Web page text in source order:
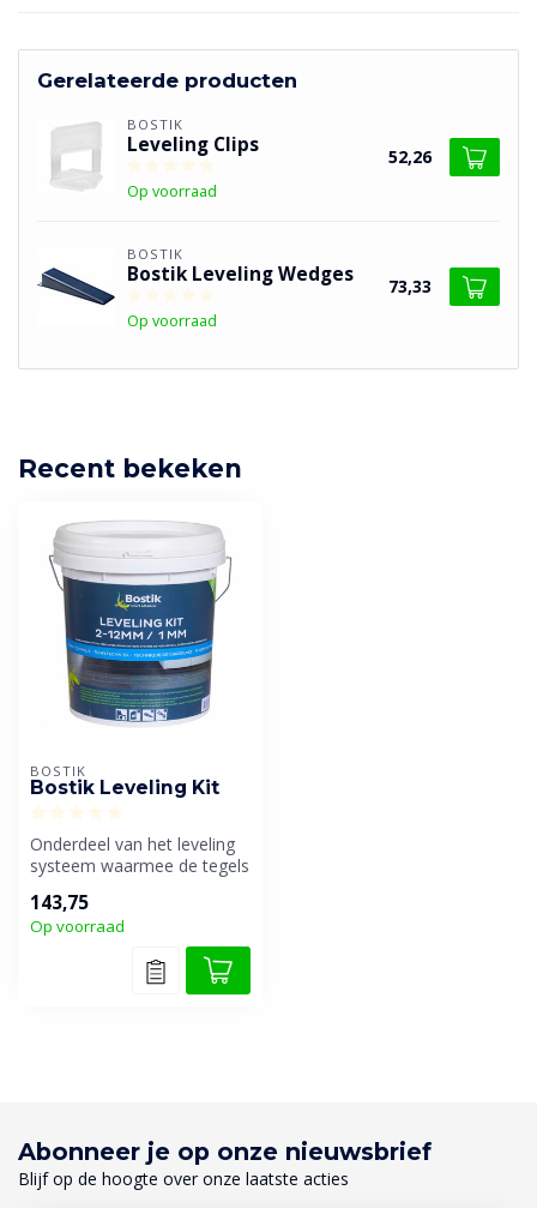
Gerelateerde producten
BOSTIK
Leveling Clips
Op voorraad
52,26
BOSTIK
Bostik Leveling Wedges
Op voorraad
73,33
Recent bekeken
BOSTIK
Bostik Leveling Kit
Onderdeel van het leveling
systeem waarmee de tegels
143,75
Op voorraad
Abonneer je op onze nieuwsbrief
Blijf op de hoogte over onze laatste acties